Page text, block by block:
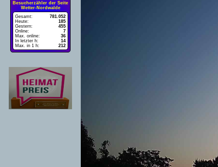
Besucherzähler der Seite
Wetter-Nordwalde
Gesamt:
781.052
Heute:
185
Gestern:
455
Online:
7
Max. online:
36
In letzter h:
14
Max. in 1 h:
212